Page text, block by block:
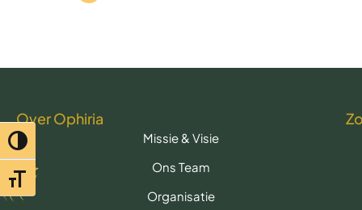
Toggle hoog contrast
Toggle lettertypegrootte
Over Ophiria
Missie & Visie
Ons Team
Organisatie